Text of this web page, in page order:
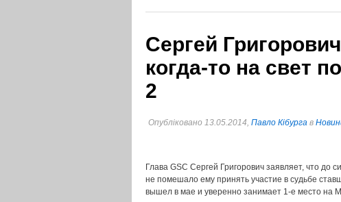
Сергей
когда-то на свет
2
Опубліковано 13.05.2014, Павло Кібурга в
Глава GSC Сергей Григорович заявляет, что до
не помешало ему принять участие в судьбе
вышел в мае и уверенно занимает 1-е место на